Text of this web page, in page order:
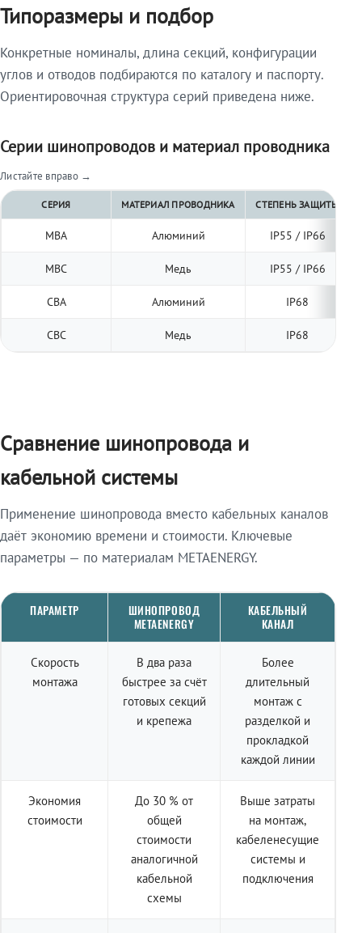
Типоразмеры и подбор
Конкретные номиналы, длина секций, конфигурации
углов и отводов подбираются по каталогу и паспорту.
Ориентировочная структура серий приведена ниже.
Серии шинопроводов и материал проводника
Листайте вправо →
СЕРИЯ МАТЕРИАЛ ПРОВОДНИКА СТЕПЕНЬ ЗАЩИТЫ
МВА Алюминий IP55 / IP66
МВС Медь IP55 / IP66
СВА Алюминий IP68
СВС Медь IP68
Сравнение шинопровода и
кабельной системы
Применение шинопровода вместо кабельных каналов
даёт экономию времени и стоимости. Ключевые
параметры — по материалам METAENERGY.
ПАРАМЕТР
ШИНОПРОВОД
METAENERGY
КАБЕЛЬНЫЙ
КАНАЛ
Скорость
монтажа
В два раза
быстрее за счёт
готовых секций
и крепежа
Более
длительный
монтаж с
разделкой и
прокладкой
каждой линии
Экономия
стоимости
До 30 % от
общей
стоимости
аналогичной
кабельной
схемы
Выше затраты
на монтаж,
кабеленесущие
системы и
подключения